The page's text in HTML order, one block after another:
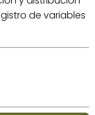
de variables